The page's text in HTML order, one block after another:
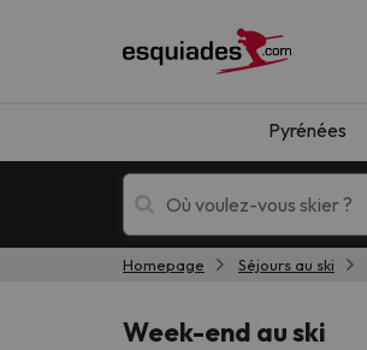
Pyrénées
Homepage Séjours au ski
Week-end au ski